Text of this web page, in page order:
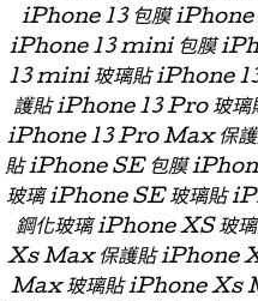
iPhone 13 包膜 iPhone
iPhone 13 mini 包膜
13 mini 玻璃貼 iPhone
護貼 iPhone 13 Pro 玻
iPhone 13 Pro Max 保
貼 iPhone SE 包膜
玻璃 iPhone SE 玻璃貼
鋼化玻璃 iPhone XS 玻
Xs Max 保護貼 iPhone
Max 玻璃貼 iPhone Xs